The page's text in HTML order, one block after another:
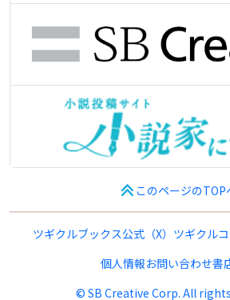
このページのTOP
ツギクルブックス公式（X） ツギクル
個人情報お問い合わせ書
© SB Creative Corp. All